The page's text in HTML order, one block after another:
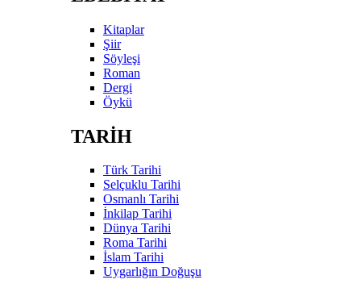
Kitaplar
Şiir
Söyleşi
Roman
Dergi
Öykü
TARİH
Türk Tarihi
Selçuklu Tarihi
Osmanlı Tarihi
İnkilap Tarihi
Dünya Tarihi
Roma Tarihi
İslam Tarihi
Uygarlığın Doğuşu